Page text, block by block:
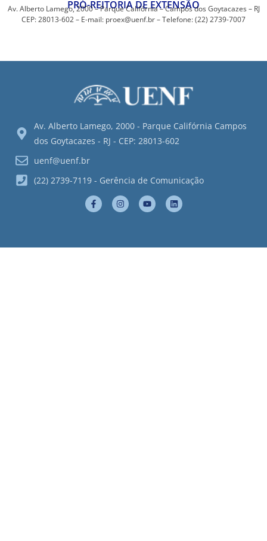
PRÓ-REITORIA DE EXTENSÃO
Av. Alberto Lamego, 2000 – Parque Califórnia – Campos dos Goytacazes – RJ
CEP: 28013-602 – E-mail: proex@uenf.br – Telefone: (22) 2739-7007
Av. Alberto Lamego, 2000 - Parque Califórnia Campos
dos Goytacazes - RJ - CEP: 28013-602
uenf@uenf.br
(22) 2739-7119 - Gerência de Comunicação